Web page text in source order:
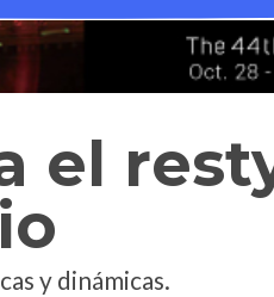
el
y dinámicas.